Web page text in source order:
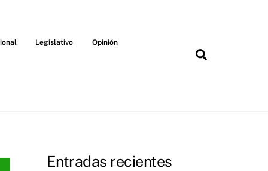
Legislativo Opinión
Entradas recientes